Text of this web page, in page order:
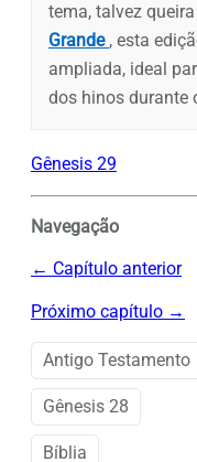
tema, talvez
Grande , esta
ampliada, ideal
dos hinos durante
Gênesis 29
Navegação
← Capítulo anterior
Próximo capítulo →
Antigo Testamento
Gênesis 28
Bíblia